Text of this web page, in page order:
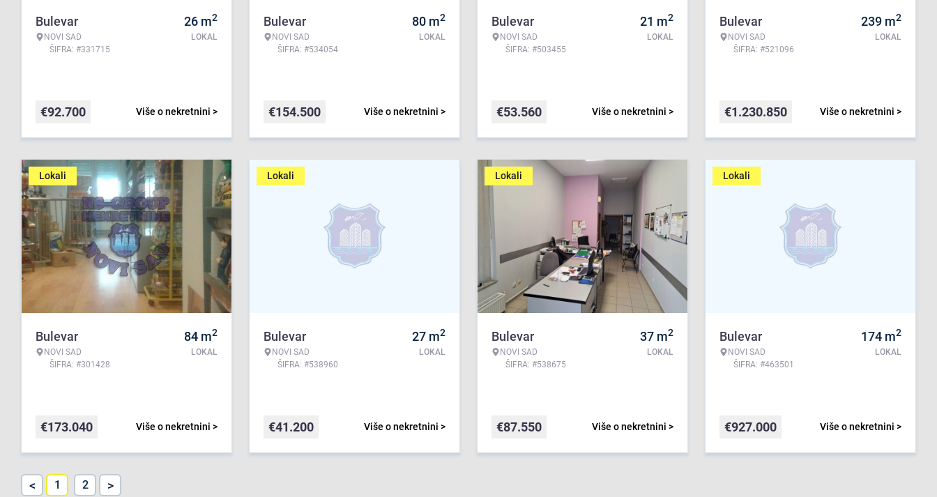
Bulevar
NOVI SAD
ŠIFRA: #331715
26 m2
LOKAL
Više o nekretnini >
€92.700
Bulevar
NOVI SAD
ŠIFRA: #534054
80 m2
LOKAL
Više o nekretnini >
€154.500
Bulevar
NOVI SAD
ŠIFRA: #503455
21 m2
LOKAL
Više o nekretnini >
€53.560
Bulevar
NOVI SAD
ŠIFRA: #521096
239 m2
LOKAL
Više o nekretnini >
€1.230.850
Lokali
Bulevar
NOVI SAD
ŠIFRA: #301428
84 m2
LOKAL
Više o nekretnini >
€173.040
Lokali
Bulevar
NOVI SAD
ŠIFRA: #538960
27 m2
LOKAL
Više o nekretnini >
€41.200
Lokali
Bulevar
NOVI SAD
ŠIFRA: #538675
37 m2
LOKAL
Više o nekretnini >
€87.550
Lokali
Bulevar
NOVI SAD
ŠIFRA: #463501
174 m2
LOKAL
Više o nekretnini >
€927.000
< 1 2 >